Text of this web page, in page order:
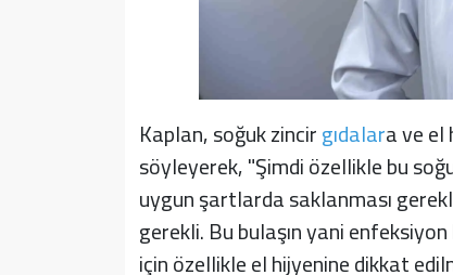
Kaplan, soğuk zincirgıdalara ve
söyleyerek, "Şimdi özellikle bu
uygun şartlarda saklanması
gerekli. Bu bulaşın yani
için özellikle el hijyenine dikkat